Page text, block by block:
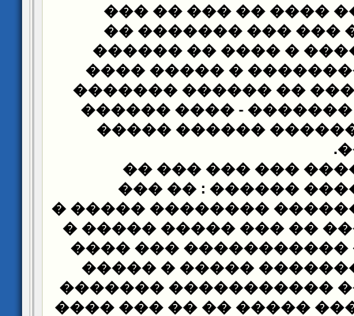
������ ��� ���
������ � �� �� ���
���� ������ ���� �
�������
��� �� ������ �������
����������� �������
����
������ �����
.
��� ����� ������
������ ������ : ��
������ ���� ������
��� ����� ����� �
���� �������
��� ������
�����
����� �������
��� ����� � ���� �����